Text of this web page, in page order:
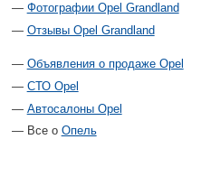
Фотографии Opel Grandland
Отзывы Opel Grandland
Объявления о продаже Opel
СТО Opel
Автосалоны Opel
Все о Опель